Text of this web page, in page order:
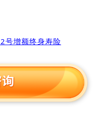
号增额终身寿险